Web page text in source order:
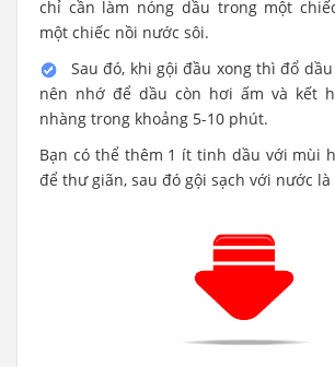
chỉ cần làm nóng dầu trong một
một chiếc nồi nước sôi.
Sau đó, khi gội đầu xong thì đổ
nên nhớ để dầu còn hơi ấm và kết
nhàng trong khoảng 5-10 phút.
Bạn có thể thêm 1 ít tinh dầu với mùi
để thư giãn, sau đó gội sạch với nước là